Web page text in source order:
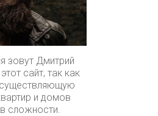
зовут Дмитрий
сайт, так как
и домов
сложности.